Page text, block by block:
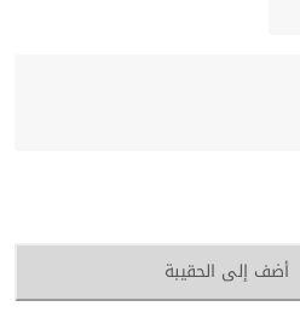
أضف إلى الحقيبة